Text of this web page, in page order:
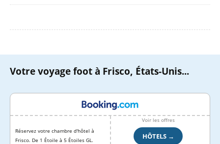
Votre voyage foot à Frisco, États-Unis...
Réservez votre chambre d'hôtel à
Frisco. De 1 Étoile à 5 Étoiles GL.
Voir les offres
HÔTELS →